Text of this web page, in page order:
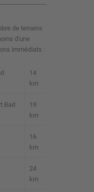
de terrains
d'une
immédiats :
14
km
Bad
19
km
16
km
24
km